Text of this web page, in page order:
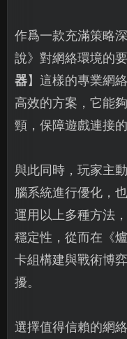
作爲一款充滿策略
說》對網絡環境的
器】這樣的專業網
高效的方案，它能
頸，保障遊戲連接的
與此同時，玩家主
腦系統進行優化，
運用以上多種方法
穩定性，從而在《
卡組構建與戰術博
擾。
選擇值得信賴的網